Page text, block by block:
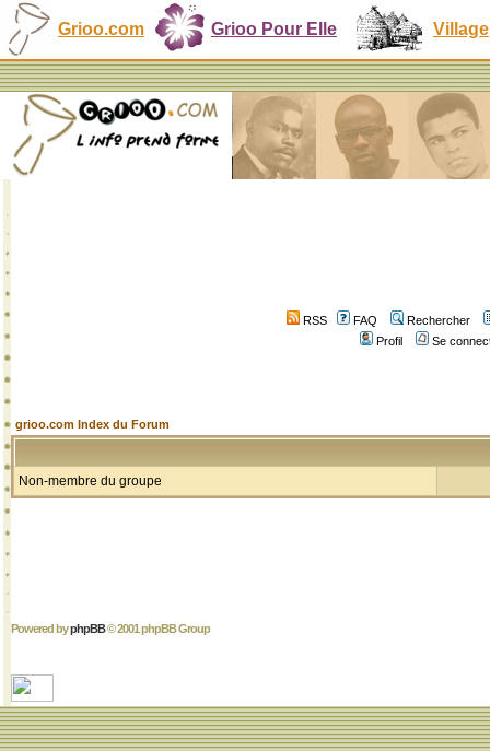
Grioo.com Grioo Pour Elle Village
RSS FAQ
Rechercher
Profil
Se
grioo.com Index du Forum
Non-membre du groupe
Powered byphpBB© 2001 phpBB Group